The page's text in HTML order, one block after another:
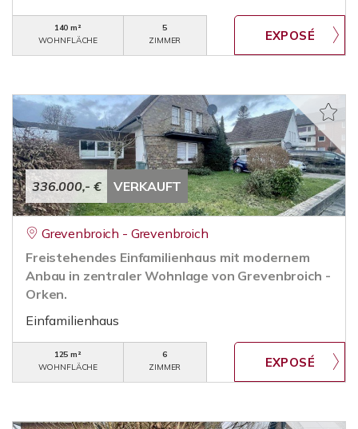
140 m²
WOHNFLÄCHE
5
ZIMMER
336.000,- € VERKAUFT
Grevenbroich - Grevenbroich
Freistehendes Einfamilienhaus mit modernem
Anbau in zentraler Wohnlage von Grevenbroich -
Orken.
Einfamilienhaus
125 m²
WOHNFLÄCHE
6
ZIMMER